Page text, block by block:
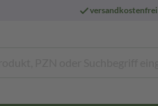
versandkostenfrei